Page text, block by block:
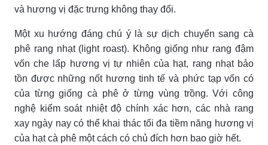
và hương vị đặc trưng không thay đổi.
Một xu hướng đáng chú ý là sự dịch chuyển sang cà
phê rang nhạt (light roast). Không giống như rang đậm
vốn che lấp hương vị tự nhiên của hạt, rang nhạt bảo
tồn được những nốt hương tinh tế và phức tạp vốn có
của từng giống cà phê ở từng vùng trồng. Với công
nghệ kiểm soát nhiệt độ chính xác hơn, các nhà rang
xay ngày nay có thể khai thác tối đa tiềm năng hương vị
của hạt cà phê một cách có chủ đích hơn bao giờ hết.